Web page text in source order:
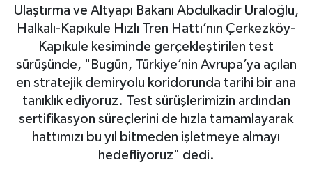
Ulaştırma ve Altyapı Bakanı Abdulkadir Uraloğlu,
Halkalı-Kapıkule Hızlı Tren Hattı’nın Çerkezköy-
Kapıkule kesiminde gerçekleştirilen test
sürüşünde, "Bugün, Türkiye’nin Avrupa’ya açılan
en stratejik demiryolu koridorunda tarihi bir ana
tanıklık ediyoruz. Test sürüşlerimizin ardından
sertifikasyon süreçlerini de hızla tamamlayarak
hattımızı bu yıl bitmeden işletmeye almayı
hedefliyoruz" dedi.
Otovitrin
Asayiş
Magazin
Gayrimenkul
Haber Arşivi